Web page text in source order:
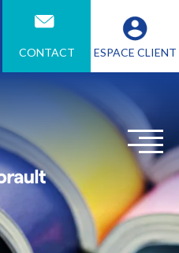
CONTACT ESPACE CLIENT